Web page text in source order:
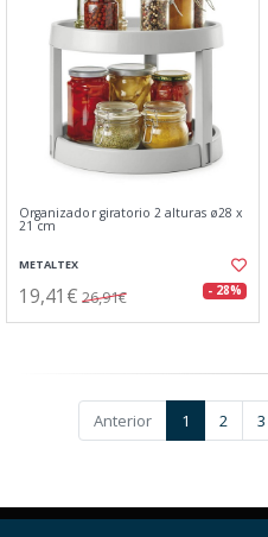
Organizador giratorio 2 alturas ø28 x
21 cm
METALTEX
19,41€ 26,91€ - 28%
Anterior 1 2 3